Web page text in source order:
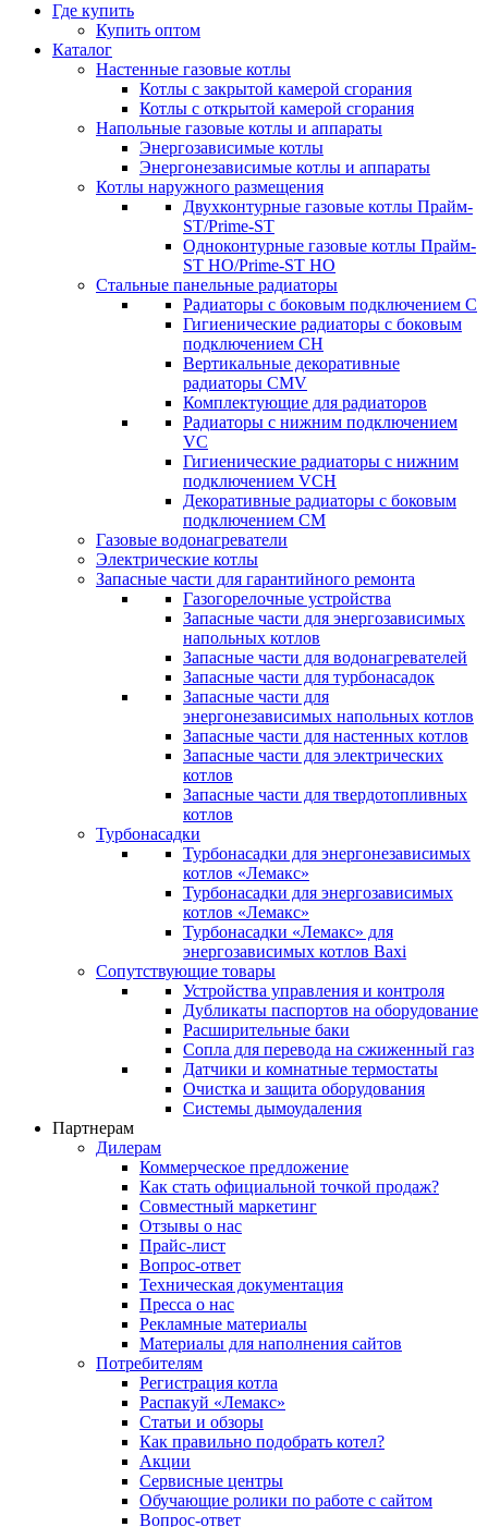
Где купить
Купить оптом
Каталог
Настенные газовые котлы
Котлы с закрытой камерой сгорания
Котлы с открытой камерой сгорания
Напольные газовые котлы и аппараты
Энергозависимые котлы
Энергонезависимые котлы и аппараты
Котлы наружного размещения
Двухконтурные газовые котлы Прайм-
ST/Prime-ST
Одноконтурные газовые котлы Прайм-
ST HO/Prime-ST HO
Стальные панельные радиаторы
Радиаторы c боковым подключением C
Гигиенические радиаторы c боковым
подключением CH
Вертикальные декоративные
радиаторы CMV
Комплектующие для радиаторов
Радиаторы c нижним подключением
VC
Гигиенические радиаторы c нижним
подключением VCH
Декоративные радиаторы с боковым
подключением CM
Газовые водонагреватели
Электрические котлы
Запасные части для гарантийного ремонта
Газогорелочные устройства
Запасные части для энергозависимых
напольных котлов
Запасные части для водонагревателей
Запасные части для турбонасадок
Запасные части для
энергонезависимых напольных котлов
Запасные части для настенных котлов
Запасные части для электрических
котлов
Запасные части для твердотопливных
котлов
Турбонасадки
Турбонасадки для энергонезависимых
котлов «Лемакс»
Турбонасадки для энергозависимых
котлов «Лемакс»
Турбонасадки «Лемакс» для
энергозависимых котлов Baxi
Сопутствующие товары
Устройства управления и контроля
Дубликаты паспортов на оборудование
Расширительные баки
Сопла для перевода на сжиженный газ
Датчики и комнатные термостаты
Очистка и защита оборудования
Системы дымоудаления
Партнерам
Дилерам
Коммерческое предложение
Как стать официальной точкой продаж?
Совместный маркетинг
Отзывы о нас
Прайс-лист
Вопрос-ответ
Техническая документация
Пресса о нас
Рекламные материалы
Материалы для наполнения сайтов
Потребителям
Регистрация котла
Распакуй «Лемакс»
Статьи и обзоры
Как правильно подобрать котел?
Акции
Сервисные центры
Обучающие ролики по работе с сайтом
Вопрос-ответ